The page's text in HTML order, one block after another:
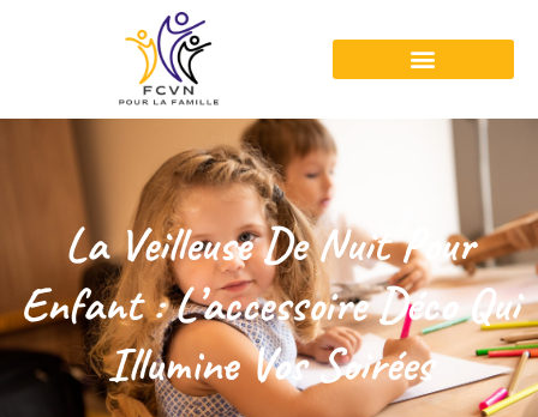
La Veilleuse De Nuit Pour
Enfant : L’accessoire Déco Qui
Illumine Vos Soirées